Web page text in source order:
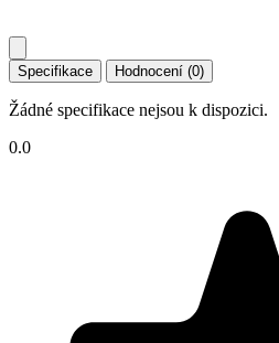
Specifikace Hodnocení (0)
Žádné specifikace nejsou k dispozici.
0.0